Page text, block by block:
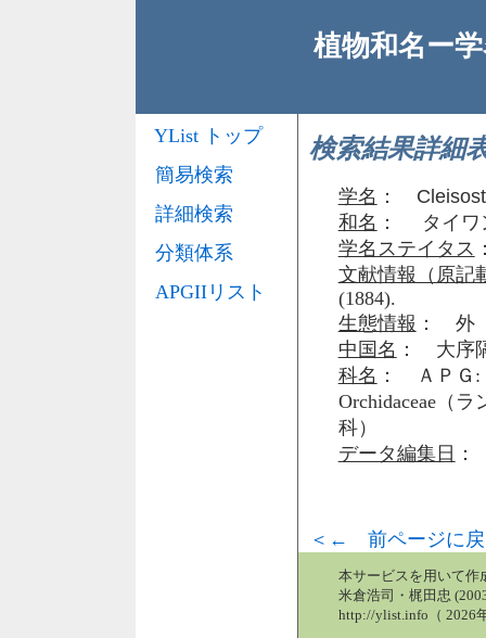
植物和名ー
検索結果詳細
学名 ：
和名 ： タイワ
学名ステイタス
文献情報（原記
(1884).
生態情報 ： 外
中国名 ： 大序
科名 ： ＡＰＧ:
Orchidaceae（
科）
データ編集日
＜← 前ページに戻
YList トップ
簡易検索
詳細検索
分類体系
APGIIリスト
本サービスを用いて作
米倉浩司・梶田忠
http://ylist.info（ 2026